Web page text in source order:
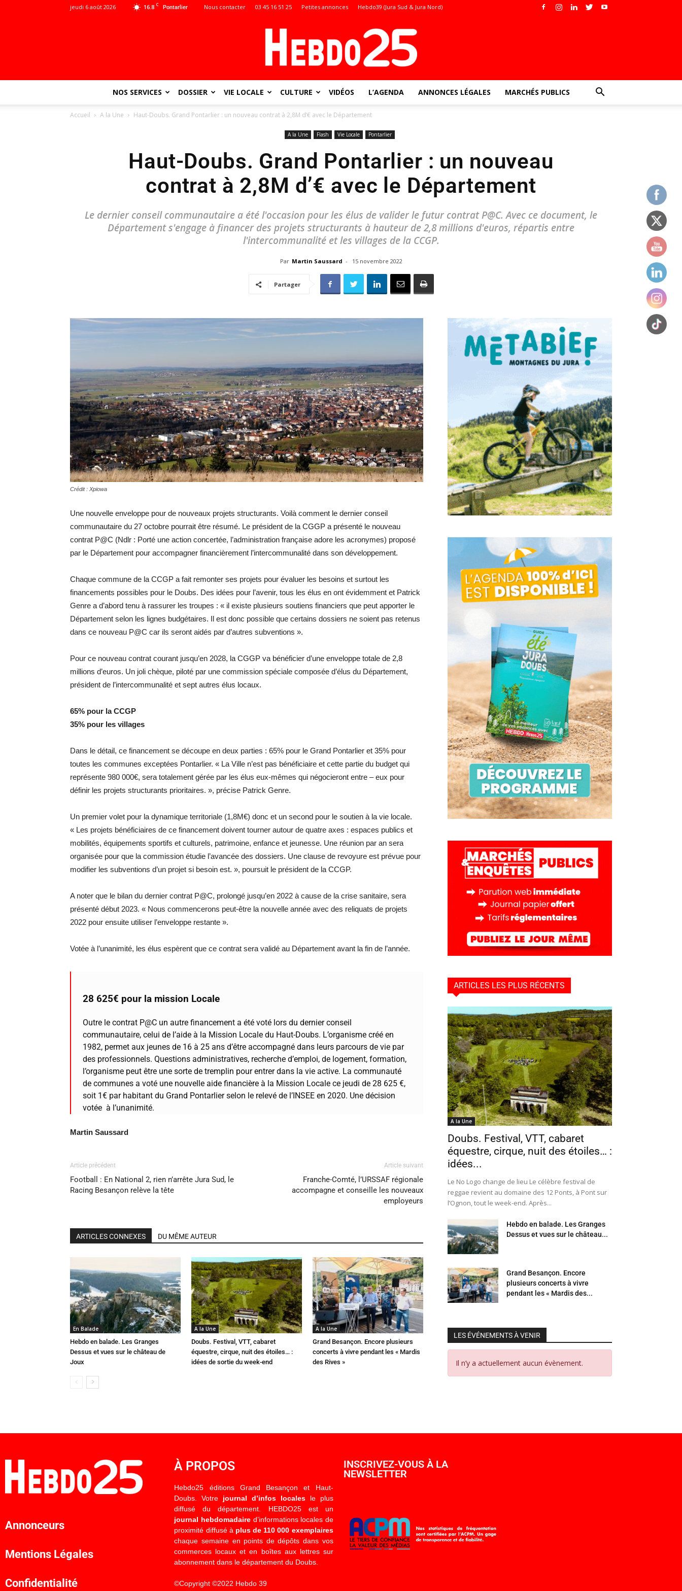
16.8 C Pontarlier
jeudi 6 août 2026 Nous contacter 03 45 16 51 25 Petites annonces Hebdo39 (Jura Sud & Jura Nord)
:
toute
locale
–
NOS SERVICES DOSSIER VIE LOCALE CULTURE VIDÉOS L’AGENDA ANNONCES LÉGALES MARCHÉS PUBLICS
Accueil A la Une Haut-Doubs. Grand Pontarlier : un nouveau contrat à 2,8M d’€ avec le Département
A la Une Flash Vie Locale Pontarlier
Haut-Doubs. Grand Pontarlier : un nouveau
contrat à 2,8M d’€ avec le Département
Le dernier conseil communautaire a été l'occasion pour les élus de valider le futur contrat P@C. Avec ce document, le
Département s'engage à financer des projets structurants à hauteur de 2,8 millions d'euros, répartis entre
l'intercommunalité et les villages de la CCGP.
Par Martin Saussard - 15 novembre 2022
Partager
Crédit : Xpiowa
Une nouvelle enveloppe pour de nouveaux projets structurants. Voilà comment le dernier conseil
communautaire du 27 octobre pourrait être résumé. Le président de la CGGP a présenté le nouveau
contrat P@C (Ndlr : Porté une action concertée, l’administration française adore les acronymes) proposé
par le Département pour accompagner financièrement l’intercommunalité dans son développement.
Chaque commune de la CCGP a fait remonter ses projets pour évaluer les besoins et surtout les
financements possibles pour le Doubs. Des idées pour l’avenir, tous les élus en ont évidemment et Patrick
Genre a d’abord tenu à rassurer les troupes : « il existe plusieurs soutiens financiers que peut apporter le
Département selon les lignes budgétaires. Il est donc possible que certains dossiers ne soient pas retenus
dans ce nouveau P@C car ils seront aidés par d’autres subventions ».
Pour ce nouveau contrat courant jusqu’en 2028, la CGGP va bénéficier d’une enveloppe totale de 2,8
millions d’euros. Un joli chèque, piloté par une commission spéciale composée d’élus du Département,
président de l’intercommunalité et sept autres élus locaux.
65% pour la CCGP
35% pour les villages
Dans le détail, ce financement se découpe en deux parties : 65% pour le Grand Pontarlier et 35% pour
toutes les communes exceptées Pontarlier. « La Ville n’est pas bénéficiaire et cette partie du budget qui
représente 980 000€, sera totalement gérée par les élus eux-mêmes qui négocieront entre – eux pour
définir les projets structurants prioritaires. », précise Patrick Genre.
Un premier volet pour la dynamique territoriale (1,8M€) donc et un second pour le soutien à la vie locale.
« Les projets bénéficiaires de ce financement doivent tourner autour de quatre axes : espaces publics et
mobilités, équipements sportifs et culturels, patrimoine, enfance et jeunesse. Une réunion par an sera
organisée pour que la commission étudie l’avancée des dossiers. Une clause de revoyure est prévue pour
modifier les subventions d’un projet si besoin est. », poursuit le président de la CCGP.
A noter que le bilan du dernier contrat P@C, prolongé jusqu’en 2022 à cause de la crise sanitaire, sera
présenté début 2023. « Nous commencerons peut-être la nouvelle année avec des reliquats de projets
2022 pour ensuite utiliser l’enveloppe restante ».
Votée à l’unanimité, les élus espèrent que ce contrat sera validé au Département avant la fin de l’année.
28 625€ pour la mission Locale
Outre le contrat P@C un autre financement a été voté lors du dernier conseil
communautaire, celui de l’aide à la Mission Locale du Haut-Doubs. L’organisme créé en
1982, permet aux jeunes de 16 à 25 ans d’être accompagné dans leurs parcours de vie par
des professionnels. Questions administratives, recherche d’emploi, de logement, formation,
l’organisme peut être une sorte de tremplin pour entrer dans la vie active. La communauté
de communes a voté une nouvelle aide financière à la Mission Locale ce jeudi de 28 625 €,
soit 1€ par habitant du Grand Pontarlier selon le relevé de l’INSEE en 2020. Une décision
votée à l’unanimité.
Martin Saussard
Article précédent
Football : En National 2, rien n’arrête Jura Sud, le
Racing Besançon relève la tête
Article suivant
Franche-Comté, l’URSSAF régionale
accompagne et conseille les nouveaux
employeurs
ARTICLES CONNEXES DU MÊME AUTEUR
En Balade
Hebdo en balade. Les Granges
Dessus et vues sur le château de
Joux
A la Une
Doubs. Festival, VTT, cabaret
équestre, cirque, nuit des étoiles… :
idées de sortie du week-end
A la Une
Grand Besançon. Encore plusieurs
concerts à vivre pendant les « Mardis
des Rives »
ARTICLES LES PLUS RÉCENTS
A la Une
Doubs. Festival, VTT, cabaret
équestre, cirque, nuit des étoiles… :
idées...
Le No Logo change de lieu Le célèbre festival de
reggae revient au domaine des 12 Ponts, à Pont sur
l’Ognon, tout le week-end. Après...
Hebdo en balade. Les Granges
Dessus et vues sur le château...
Grand Besançon. Encore
plusieurs concerts à vivre
pendant les « Mardis des...
LES ÉVÉNEMENTS À VENIR
Il n’y a actuellement aucun évènement.
Annonceurs
Mentions Légales
Confidentialité
À PROPOS
Hebdo25 éditions Grand Besançon et Haut-
Doubs. Votre journal d’infos localesle plus
diffusé du département. HEBDO25 est un
journal hebdomadaired’informations locales de
proximité diffusé à plus de 110 000 exemplaires
chaque semaine en points de dépôts dans vos
commerces locaux et en boîtes aux lettres sur
abonnement dans le département du Doubs.
©Copyright ©2022 Hebdo 39
INSCRIVEZ-VOUS À LA
NEWSLETTER